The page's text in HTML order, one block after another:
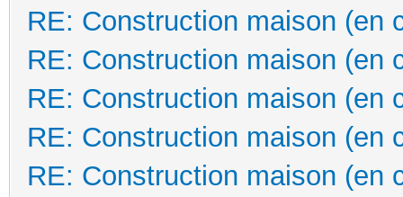
RE: Construction maison (en
RE: Construction maison (en
RE: Construction maison (en
RE: Construction maison (en
RE: Construction maison (en